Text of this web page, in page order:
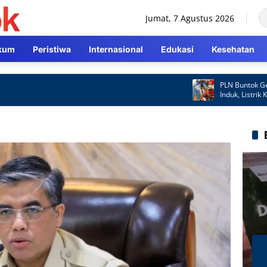
Jumat, 7 Agustus 2026
Peristiwa Internasional Edukasi Kesehatan
PLN Buntok Gerak
Induk, Listrik
Cepat